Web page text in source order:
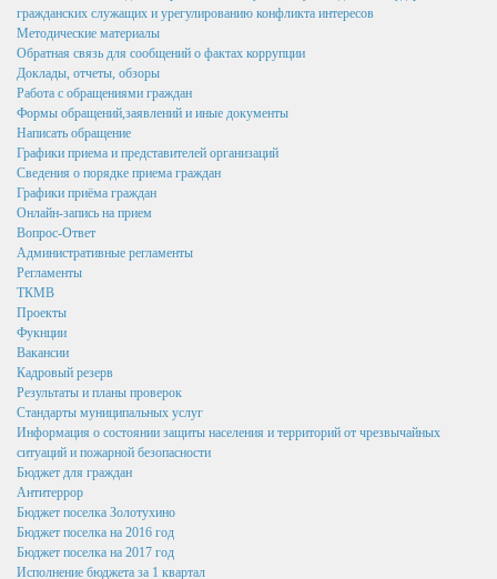
Нормативные акты
Постановления
Собрание депутатов
Порядок обжалования актов
Нормативные акты
Проекты
Нормативные правовые акты в сфере противодействия
коррупции
Законодательство Курской области
Нормативно правовые акты органов местного
гражданских служащих и урегулированию конфликта интересов
Методические материалы
Обратная связь для сообщений о фактах коррупции
Доклады, отчеты, обзоры
Работа с обращениями граждан
Формы обращений,заявлений и иные документы
Написать обращение
Графики приема и представителей организаций
Сведения о порядке приема граждан
Графики приёма граждан
Онлайн-запись на прием
Вопрос-Ответ
Административные регламенты
Регламенты
ТКМВ
Проекты
Фукнции
Вакансии
Кадровый резерв
Результаты и планы проверок
Стандарты муниципальных услуг
Информация о состоянии защиты населения и территорий от чрезвычайных
ситуаций и пожарной безопасности
Бюджет для граждан
Антитеррор
Бюджет поселка Золотухино
Бюджет поселка на 2016 год
Бюджет поселка на 2017 год
Исполнение бюджета за 1 квартал